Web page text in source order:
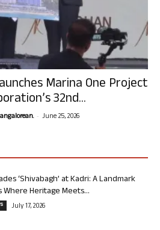
Marina One Project
32nd...
- June 25, 2026
‘Shivabagh’ at Kadri: A Landmark
Where Heritage Meets...
July 17, 2026